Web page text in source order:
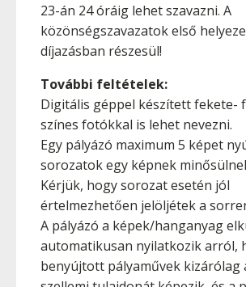
23-án 24 óráig lehet szavazni. A
közönségszavazatok első
díjazásban részesül!
További feltételek:
Digitális géppel készített fekete-
színes fotókkal is lehet nevezni.
Egy pályázó maximum 5 képet
sorozatok egy képnek
Kérjük, hogy sorozat esetén jól
értelmezhetően jelöljétek a
A pályázó a képek/hanganyag
automatikusan nyilatkozik arról,
benyújtott pályaművek kizárólag